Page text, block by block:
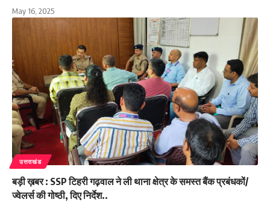
May 16, 2025
उत्तराखंड
बड़ी ख़बर : SSP टिहरी गढ़वाल ने ली थाना क्षेत्र के समस्त बैंक प्रबंधकों/
ज्वेलर्स की गोष्ठी, दिए निर्देश..